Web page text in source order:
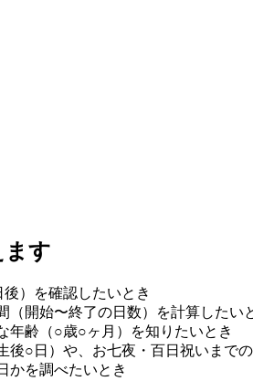
ます
）を確認したいとき
（開始〜終了の日数）を計算したい
年齢（○歳○ヶ月）を知りたいとき
後○日）や、お七夜・百日祝いまで
かを調べたいとき